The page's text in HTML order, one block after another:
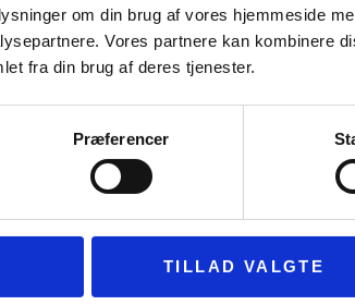
om din brug af vores hjemmeside
Vores partnere kan kombinere
fra din brug af deres tjenester.
Præferencer
TILLAD VALGTE
Middelalderruten er en
Slagelse og Ringsted
SE